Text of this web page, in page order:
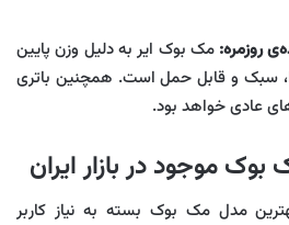
روزمره: مک بوک ایر به دلیل وزن پایین
سبک و قابل حمل است. همچنین باتری
عادی خواهد بود.
موجود در بازار ایران
ایران سال ۱۴۰۳، بهترین مدل مک بوک بسته به نیاز کاربر